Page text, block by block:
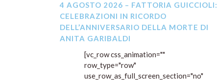
4 AGOSTO 2026 – FATTORIA GUICCIOLI:
CELEBRAZIONI IN RICORDO
DELL’ANNIVERSARIO DELLA MORTE DI
ANITA GARIBALDI
[vc_row css_animation=""
row_type="row"
use_row_as_full_screen_section="no"